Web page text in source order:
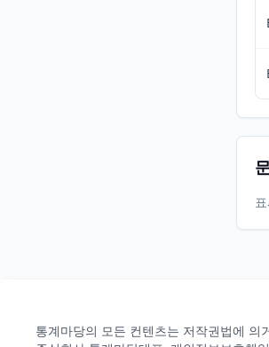
통계마당의 모든 컨텐츠는 저작권법에 의